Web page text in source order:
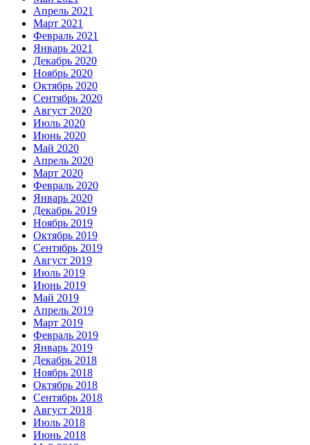
Апрель 2021
Март 2021
Февраль 2021
Январь 2021
Декабрь 2020
Ноябрь 2020
Октябрь 2020
Сентябрь 2020
Август 2020
Июль 2020
Июнь 2020
Май 2020
Апрель 2020
Март 2020
Февраль 2020
Январь 2020
Декабрь 2019
Ноябрь 2019
Октябрь 2019
Сентябрь 2019
Август 2019
Июль 2019
Июнь 2019
Май 2019
Апрель 2019
Март 2019
Февраль 2019
Январь 2019
Декабрь 2018
Ноябрь 2018
Октябрь 2018
Сентябрь 2018
Август 2018
Июль 2018
Июнь 2018